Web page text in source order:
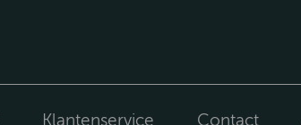
Klantenservice Contact